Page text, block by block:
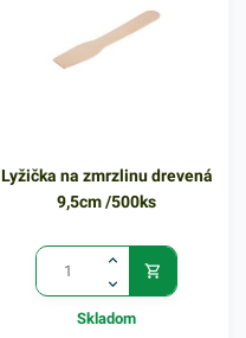
Lyžička na zmrzlinu drevená
9,5cm /500ks
Skladom